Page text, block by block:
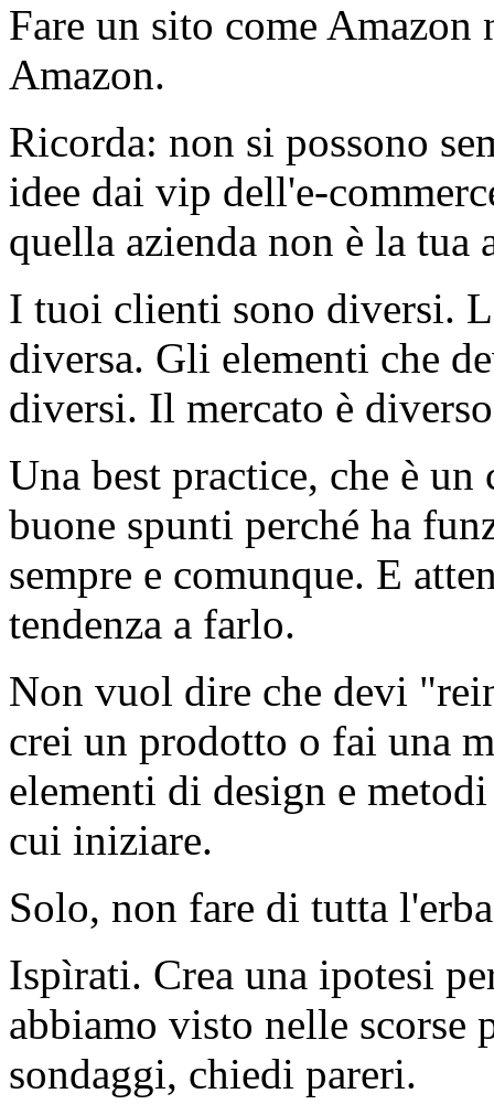
Fare un sito come
Amazon.
Ricorda: non si possono
idee dai vip dell'e-
quella azienda non è la tua
I tuoi clienti sono diversi.
diversa. Gli elementi che
diversi. Il mercato è
Una best practice, che è un
buone spunti perché ha
sempre e comunque. E
tendenza a farlo.
Non vuol dire che devi
crei un prodotto o fai una
elementi di design e
cui iniziare.
Solo, non fare di tutta
Ispìrati. Crea una ipotesi
abbiamo visto nelle scorse
sondaggi, chiedi pareri.